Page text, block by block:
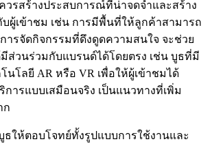
รสร้างประสบการณ์ที่น่าจดจำและสร้าง
ผู้เข้าชม เช่น การมีพื้นที่ให้ลูกค้าสามารถ
รจัดกิจกรรมที่ดึงดูดความสนใจ จะช่วย
ส่วนร่วมกับแบรนด์ได้โดยตรง เช่น บูธที่มี
นโลยี AR หรือ VR เพื่อให้ผู้เข้าชมได้
ารแบบเสมือนจริง เป็นแนวทางที่เพิ่ม
ก
ธให้ตอบโจทย์ทั้งรูปแบบการใช้งานและ